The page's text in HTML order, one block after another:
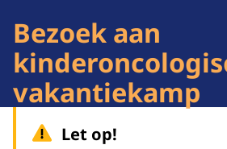
Bezoek aan
vakantiekamp
Let op!